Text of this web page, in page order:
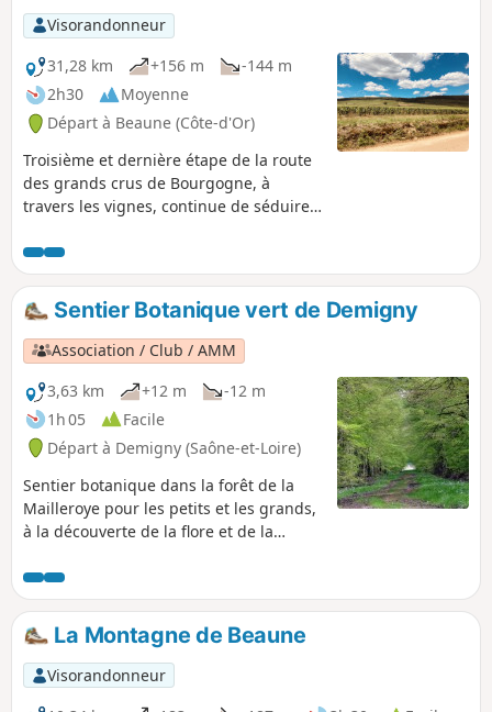
Visorandonneur
31,28 km
+156 m
-144 m
2h30
Moyenne
Départ à Beaune (Côte-d'Or)
Troisième et dernière étape de la route
des grands crus de Bourgogne, à
travers les vignes, continue de séduire
comme Pommard, Volnay, Meursault,
Puligny-Montrachet, Chassagne-
Montrachet et Santenay. La fin du circuit
le long du Canal du Centre vient le
terminer agréablement et sereinement.
Sentier Botanique vert de Demigny
Association / Club / AMM
3,63 km
+12 m
-12 m
1h 05
Facile
Départ à Demigny (Saône-et-Loire)
Sentier botanique dans la forêt de la
Mailleroye pour les petits et les grands,
à la découverte de la flore et de la
famille.
La Montagne de Beaune
Visorandonneur